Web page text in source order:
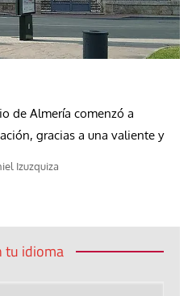
de Almería comenzó a
gracias a una valiente y
Izuzquiza
tu idioma